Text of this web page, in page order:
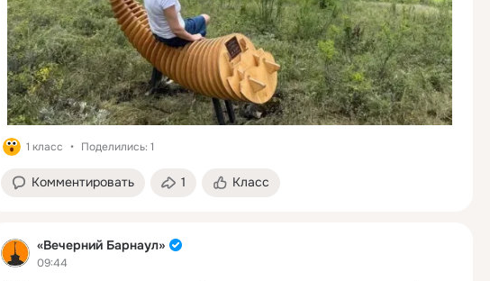
1 класс Поделились: 1
Комментировать 1 Класс
«Вечерний Барнаул»
09:44